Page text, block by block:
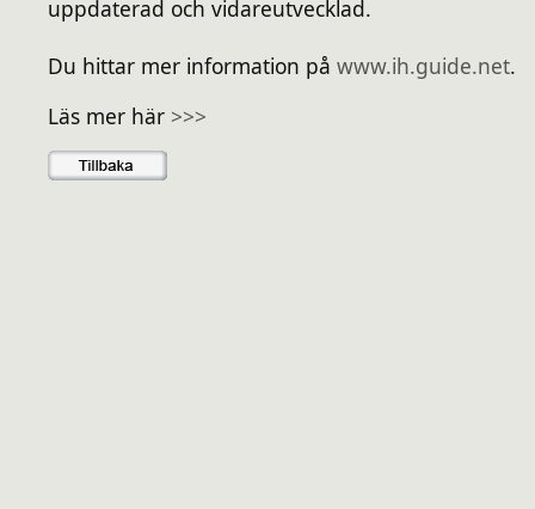
uppdaterad och vidareutvecklad.
Du hittar mer information på www.ih.guide.net.
Läs mer här >>>